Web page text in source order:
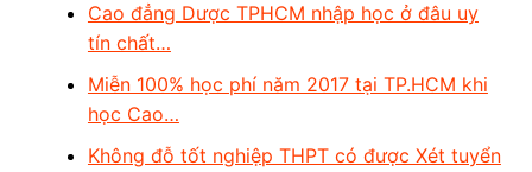
Cao đẳng Dược TPHCM nhập học ở đâu uy
tín chất…
Miễn 100% học phí năm 2017 tại TP.HCM khi
học Cao…
Không đỗ tốt nghiệp THPT có được Xét tuyển